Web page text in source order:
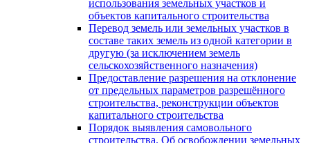
использования земельных участков и
объектов капитального строительства
Перевод земель или земельных участков в
составе таких земель из одной категории в
другую (за исключением земель
сельскохозяйственного назначения)
Предоставление разрешения на отклонение
от предельных параметров разрешённого
строительства, реконструкции объектов
капитального строительства
Порядок выявления самовольного
строительства. Об освобождении земельных